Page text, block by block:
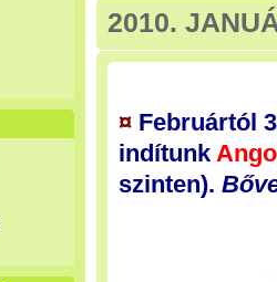
2010.
¤ Februártól
indítunk
szinten).